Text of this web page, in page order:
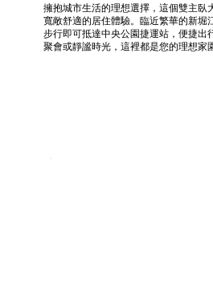
擁抱城市生活的理想選擇，這個雙主臥
寬敞舒適的居住體驗。臨近繁華的新堀
步行即可抵達中央公園捷運站，便捷出
聚會或靜謐時光，這裡都是您的理想家園